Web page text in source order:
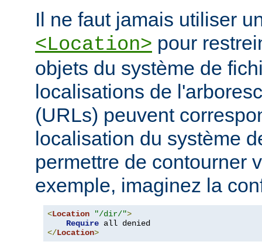
Il ne faut jamais utiliser
<Location> pour
objets du système de
localisations de
(URLs) peuvent
localisation du système
permettre de contourner
exemple, imaginez la
<Location "/dir/">
Require
</Location>